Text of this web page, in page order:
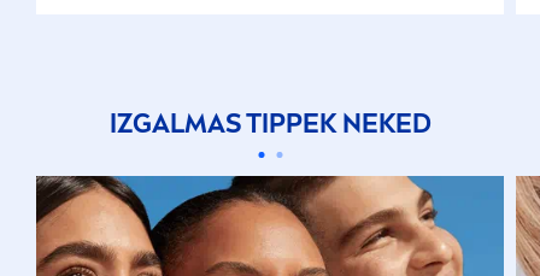
IZGALMAS TIPPEK NEKED